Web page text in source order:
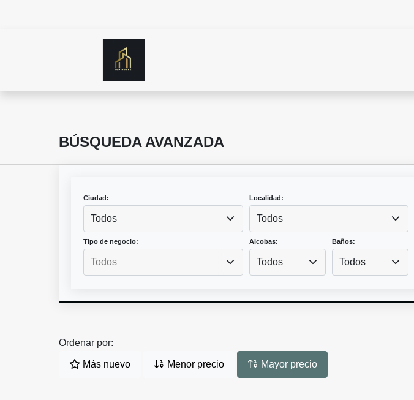
BÚSQUEDA AVANZADA
Ciudad:
Todos
Localidad:
Todos
Tipo de negocio: Alcobas:
Todos
Baños:
Todos
Ordenar por:
Más nuevo Menor precio Mayor precio